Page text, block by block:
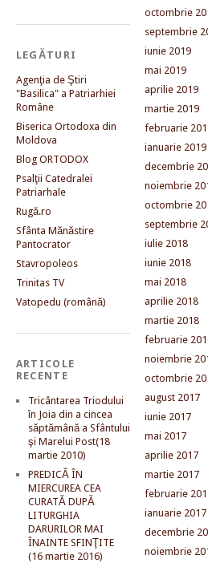
LEGĂTURI
Agenţia de Ştiri
"Basilica" a Patriarhiei
Române
Biserica Ortodoxa din
Moldova
Blog ORTODOX
Psalţii Catedralei
Patriarhale
Rugă.ro
Sfânta Mănăstire
Pantocrator
Stavropoleos
Trinitas TV
Vatopedu (română)
ARTICOLE
RECENTE
Tricântarea Triodului
în Joia din a cincea
săptămână a Sfântului
şi Marelui Post(18
martie 2010)
PREDICĂ ÎN
MIERCUREA CEA
CURATĂ DUPĂ
LITURGHIA
DARURILOR MAI
ÎNAINTE SFINŢITE
(16 martie 2016)
octombrie
septembrie
iunie 2019
mai 2019
aprilie 2019
martie 2019
februarie
ianuarie 2019
decembrie
noiembrie
octombrie
septembrie
iulie 2018
iunie 2018
mai 2018
aprilie 2018
martie 2018
februarie
noiembrie
octombrie
august 2017
iunie 2017
mai 2017
aprilie 2017
martie 2017
februarie
ianuarie 2017
decembrie
noiembrie